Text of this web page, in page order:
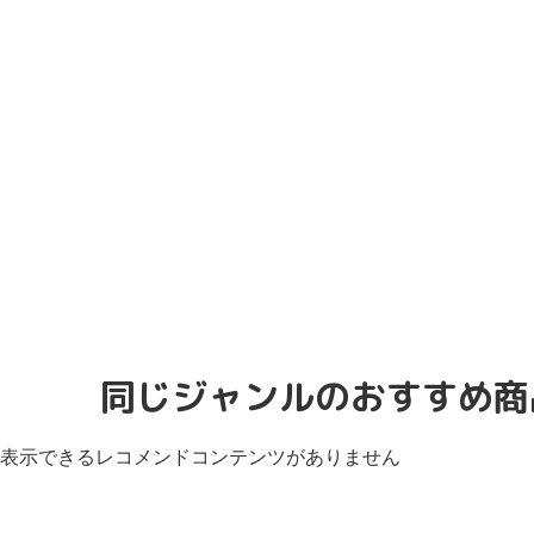
同じジャンルのおすすめ
表示できるレコメンドコンテンツがありません